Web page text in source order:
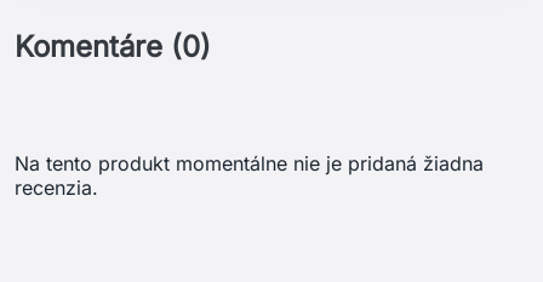
Komentáre (0)
Na tento produkt momentálne nie je pridaná žiadna
recenzia.